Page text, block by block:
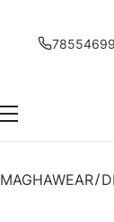
Menu
MAGHAWEAR